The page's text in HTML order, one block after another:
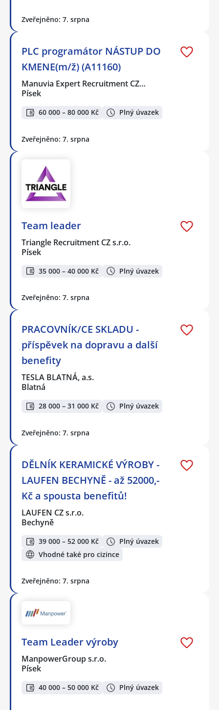
Zveřejněno: 7. srpna
PLC programátor NÁSTUP DO
KMENE(m/ž) (A11160)
Manuvia Expert Recruitment CZ…
Písek
60 000 – 80 000 Kč Plný úvazek
Zveřejněno: 7. srpna
Team leader
Triangle Recruitment CZ s.r.o.
Písek
35 000 – 40 000 Kč Plný úvazek
Zveřejněno: 7. srpna
PRACOVNÍK/CE SKLADU -
příspěvek na dopravu a další
benefity
TESLA BLATNÁ, a.s.
Blatná
28 000 – 31 000 Kč Plný úvazek
Zveřejněno: 7. srpna
DĚLNÍK KERAMICKÉ VÝROBY -
LAUFEN BECHYNĚ - až 52000,-
Kč a spousta benefitů!
LAUFEN CZ s.r.o.
Bechyně
39 000 – 52 000 Kč
Plný úvazek
Vhodné také pro cizince
Zveřejněno: 7. srpna
Team Leader výroby
ManpowerGroup s.r.o.
Písek
40 000 – 50 000 Kč Plný úvazek